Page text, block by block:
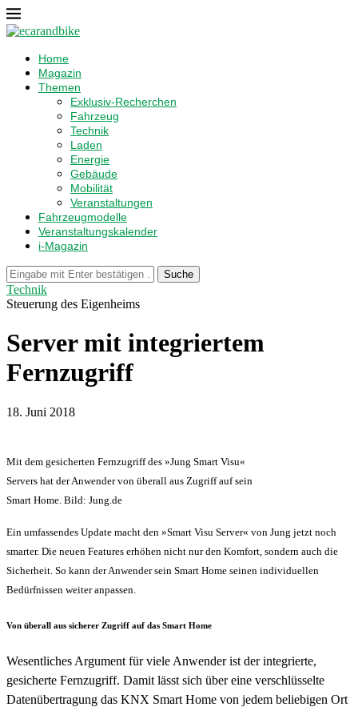
Home
Magazin
Themen
Exklusiv-Recherchen
Fahrzeug
Technik
Laden
Energie
Gebäude
Mobilität
Veranstaltungen
Fahrzeugmodelle
Veranstaltungskalender
i-Magazin
Suche
Technik
Steuerung des Eigenheims
Server mit integriertem
Fernzugriff
18. Juni 2018
Mit dem gesicherten Fernzugriff des »Jung Smart Visu«
Servers hat der Anwender von überall aus Zugriff auf sein
Smart Home. Bild: Jung.de
Ein umfassendes Update macht den »Smart Visu Server« von Jung jetzt noch
smarter. Die neuen Features erhöhen nicht nur den Komfort, sondern auch die
Sicherheit. So kann der Anwender sein Smart Home seinen individuellen
Bedürfnissen weiter anpassen.
Von überall aus sicherer Zugriff auf das Smart Home
Wesentliches Argument für viele Anwender ist der integrierte,
gesicherte Fernzugriff. Damit lässt sich über eine verschlüsselte
Datenübertragung das KNX Smart Home von jedem beliebigen Ort